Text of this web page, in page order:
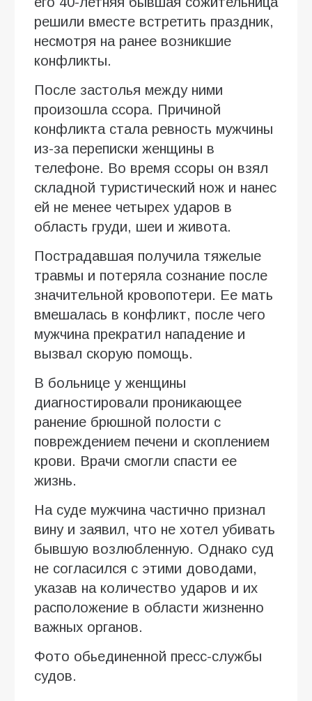
решили вместе встретить праздник,
несмотря на ранее возникшие
конфликты.
После застолья между ними
произошла ссора. Причиной
конфликта стала ревность мужчины
из-за переписки женщины в
телефоне. Во время ссоры он взял
складной туристический нож и нанес
ей не менее четырех ударов в
область груди, шеи и живота.
Пострадавшая получила тяжелые
травмы и потеряла сознание после
значительной кровопотери. Ее мать
вмешалась в конфликт, после чего
мужчина прекратил нападение и
вызвал скорую помощь.
В больнице у женщины
диагностировали проникающее
ранение брюшной полости с
повреждением печени и скоплением
крови. Врачи смогли спасти ее
жизнь.
На суде мужчина частично признал
вину и заявил, что не хотел убивать
бывшую возлюбленную. Однако суд
не согласился с этими доводами,
указав на количество ударов и их
расположение в области жизненно
важных органов.
Фото обьединенной пресс-службы
судов.